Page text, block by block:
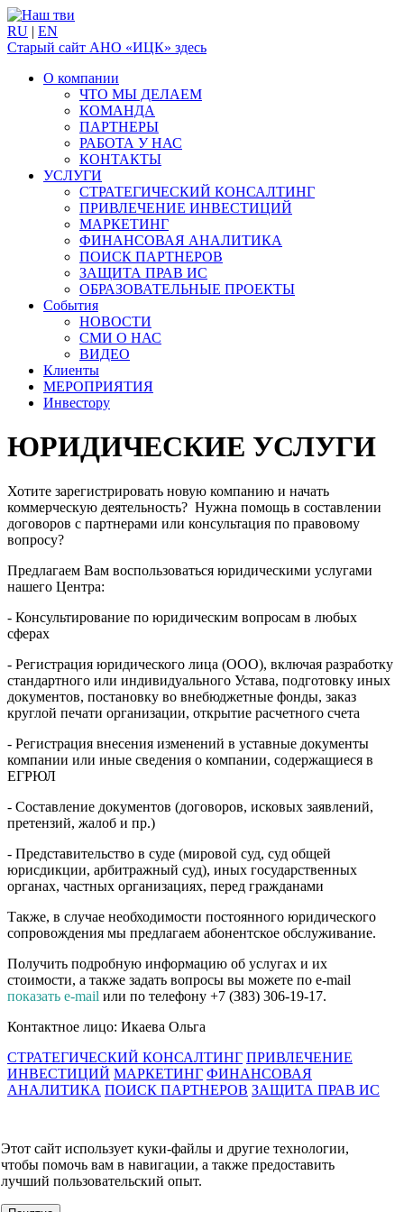
RU | EN
Старый сайт АНО «ИЦК» здесь
О компании
ЧТО МЫ ДЕЛАЕМ
КОМАНДА
ПАРТНЕРЫ
РАБОТА У НАС
КОНТАКТЫ
УСЛУГИ
СТРАТЕГИЧЕСКИЙ КОНСАЛТИНГ
ПРИВЛЕЧЕНИЕ ИНВЕСТИЦИЙ
МАРКЕТИНГ
ФИНАНСОВАЯ АНАЛИТИКА
ПОИСК ПАРТНЕРОВ
ЗАЩИТА ПРАВ ИС
ОБРАЗОВАТЕЛЬНЫЕ ПРОЕКТЫ
События
НОВОСТИ
СМИ О НАС
ВИДЕО
Клиенты
МЕРОПРИЯТИЯ
Инвестору
ЮРИДИЧЕСКИЕ УСЛУГИ
Хотите зарегистрировать новую компанию и начать
коммерческую деятельность? Нужна помощь в составлении
договоров с партнерами или консультация по правовому
вопросу?
Предлагаем Вам воспользоваться юридическими услугами
нашего Центра:
- Консультирование по юридическим вопросам в любых
сферах
- Регистрация юридического лица (ООО), включая разработку
стандартного или индивидуального Устава, подготовку иных
документов, постановку во внебюджетные фонды, заказ
круглой печати организации, открытие расчетного счета
- Регистрация внесения изменений в уставные документы
компании или иные сведения о компании, содержащиеся в
ЕГРЮЛ
- Составление документов (договоров, исковых заявлений,
претензий, жалоб и пр.)
- Представительство в суде (мировой суд, суд общей
юрисдикции, арбитражный суд), иных государственных
органах, частных организациях, перед гражданами
Также, в случае необходимости постоянного юридического
сопровождения мы предлагаем абонентское обслуживание.
Получить подробную информацию об услугах и их
стоимости, а также задать вопросы вы можете по e-mail
показать e-mail или по телефону +7 (383) 306-19-17.
Контактное лицо: Икаева Ольга
СТРАТЕГИЧЕСКИЙ КОНСАЛТИНГ ПРИВЛЕЧЕНИЕ
ИНВЕСТИЦИЙ МАРКЕТИНГ ФИНАНСОВАЯ
АНАЛИТИКА ПОИСК ПАРТНЕРОВ ЗАЩИТА ПРАВ ИС
О компании
УСЛУГИ
События
Клиенты
Этот сайт использует куки-файлы и другие технологии,
чтобы помочь вам в навигации, а также предоставить
лучший пользовательский опыт.